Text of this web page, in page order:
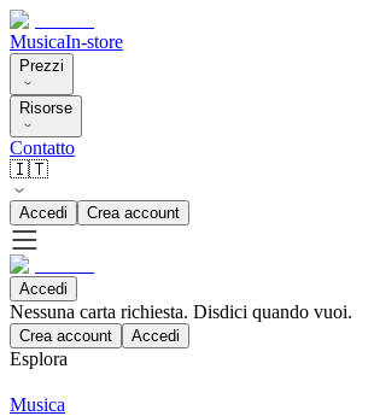
MusicaIn-store
Prezzi
Risorse
Contatto
🇮🇹
Accedi Crea account
Accedi
Nessuna carta richiesta. Disdici quando vuoi.
Crea account Accedi
Esplora
Musica